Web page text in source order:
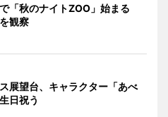
「秋のナイトZOO」始まる
観察
展望台、キャラクター「あべ
日祝う